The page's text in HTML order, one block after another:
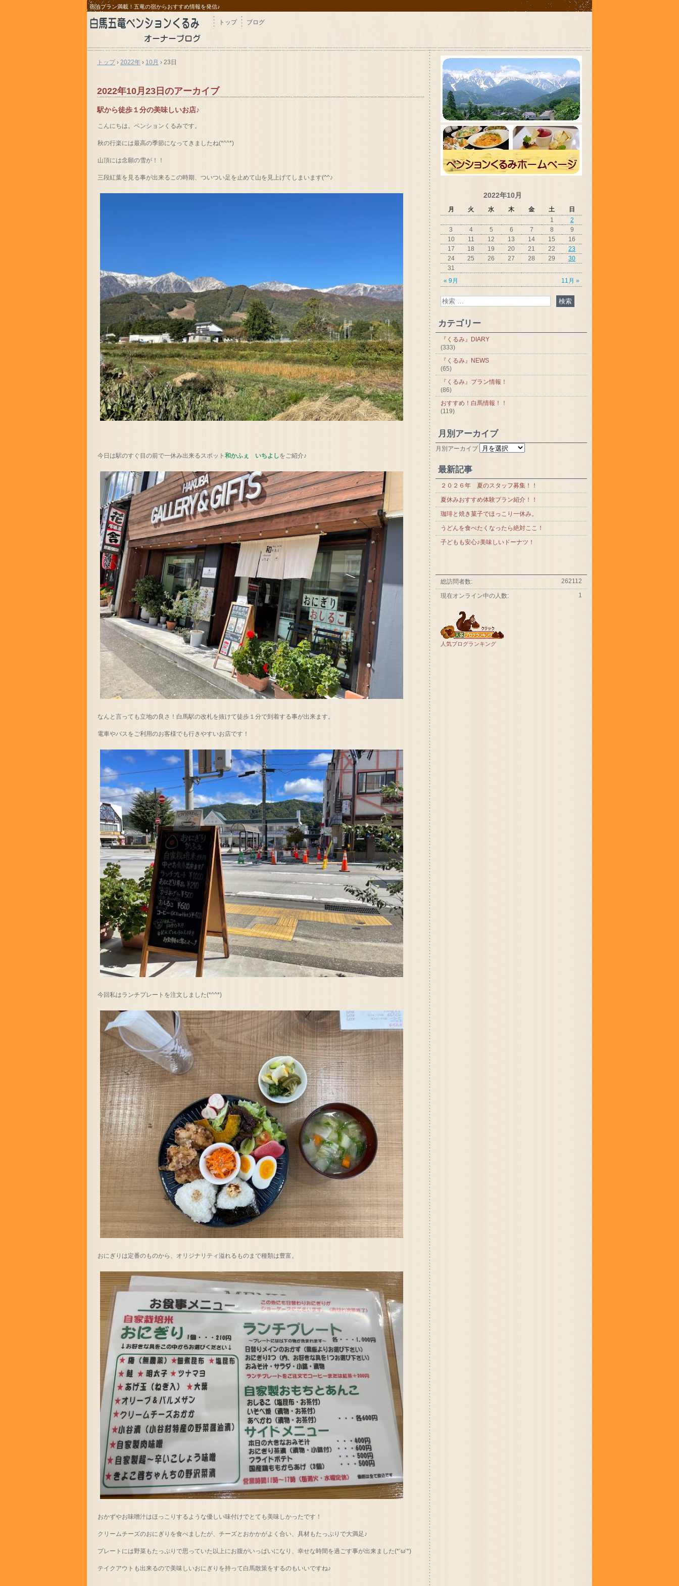
宿泊プラン満載！五竜の宿からおすすめ情報を発信♪
トップ ブログ
トップ › 2022年 › 10月 › 23日
2022年10月23日 のアーカイブ
駅から徒歩１分の美味しいお店♪
こんにちは。ペンションくるみです。
秋の行楽には最高の季節になってきましたね(*^^*)
山頂には念願の雪が！！
三段紅葉を見る事が出来るこの時期、ついつい足を止めて山を見上げてしまいます(^^♪
今日は駅のすぐ目の前で一休み出来るスポット和かふぇ いちよしをご紹介♪
なんと言っても立地の良さ！白馬駅の改札を抜けて徒歩１分で到着する事が出来ます。
電車やバスをご利用のお客様でも行きやすいお店です！
今回私はランチプレートを注文しました(*^^*)
おにぎりは定番のものから、オリジナリティ溢れるものまで種類は豊富。
おかずやお味噌汁はほっこりするような優しい味付けでとても美味しかったです！
クリームチーズのおにぎりを食べましたが、チーズとおかかがよく合い、具材もたっぷりで大満足♪
プレートには野菜もたっぷりで思っていた以上にお腹がいっぱいになり、幸せな時間を過ごす事が出来ました(*’ω’*)
テイクアウトも出来るので美味しいおにぎりを持って白馬散策をするのもいいですね♪
2022年10月
月 火 水 木 金 土 日
« 9月 11月 »
1
2
3
4 5 6 7 8
9
10
11 12 13 14 15
16
17
18 19 20 21 22
23
24
25 26 27 28 29
30
31
カテゴリー
『くるみ』DIARY
(333)
『くるみ』NEWS
(65)
『くるみ』プラン情報！
(86)
おすすめ！白馬情報！！
(119)
月別アーカイブ
月別アーカイブ
最新記事
２０２６年 夏のスタッフ募集！！
夏休みおすすめ体験プラン紹介！！
珈琲と焼き菓子でほっこり一休み。
うどんを食べたくなったら絶対ここ！
子どもも安心♪美味しいドーナツ！
262112
総訪問者数:
1
現在オンライン中の人数:
人気ブログランキング